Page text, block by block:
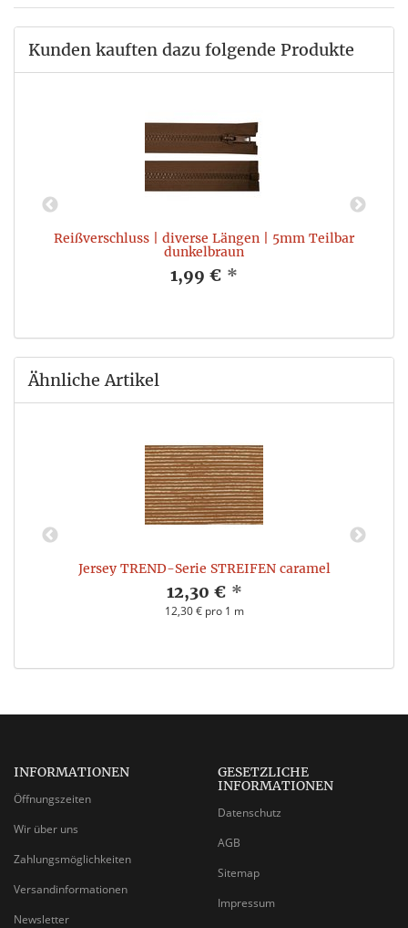
Kunden kauften dazu folgende Produkte
Reißverschluss | diverse Längen | 5mm Teilbar
dunkelbraun
1,99 € *
Ähnliche Artikel
Jersey TREND-Serie STREIFEN caramel
12,30 € *
12,30 € pro 1 m
INFORMATIONEN
Öffnungszeiten
Wir über uns
Zahlungsmöglichkeiten
Versandinformationen
Newsletter
GESETZLICHE
INFORMATIONEN
Datenschutz
AGB
Sitemap
Impressum